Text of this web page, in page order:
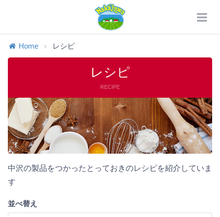
Home レシピ
レシピ
RECIPE
中沢の製品をつかったとっておきのレシピを紹介していま
す
並べ替え